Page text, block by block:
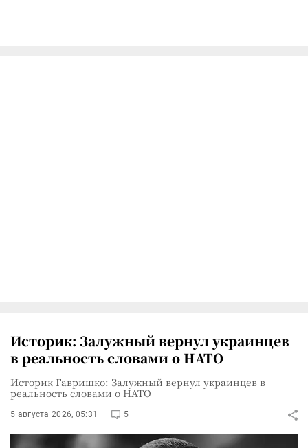
Историк: Залужный вернул украинцев
в реальность словами о НАТО
Историк Гавришко: Залужный вернул украинцев в
реальность словами о НАТО
5 августа 2026, 05:31 5